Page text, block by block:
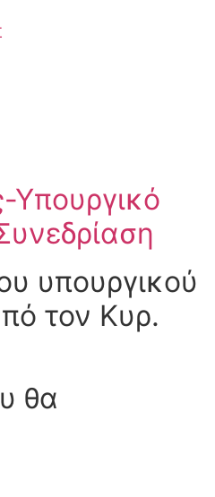
υπουργικού
τον Κυρ.
θα